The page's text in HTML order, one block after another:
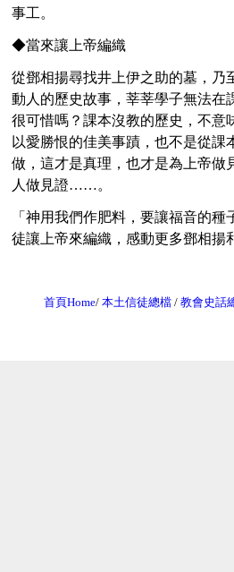
事工。
◆當來讓上帝編織
從鄧相揚尋找井上伊之助的墓，乃
動人的歷史故事，莘莘學子無法在
很可惜嗎？課本沒教的歷史，不意
以愛勝恨的佳美事蹟，也不是從
做，這才是真理，也才是為上帝做
人做見證……。
「神用我們作肥料，要讓福音的
徒讓上帝來編織，感動更多鄧相
首頁Home/ 本土信徒總檔 / 教會史話